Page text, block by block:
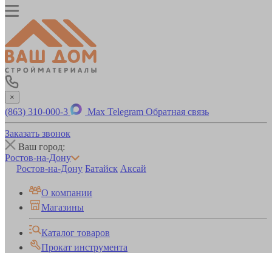
×
(863) 310-000-3 Max Telegram Обратная связь
Заказать звонок
Ваш город:
Ростов-на-Дону
Ростов-на-Дону Батайск Аксай
О компании
Магазины
Каталог товаров
Прокат инструмента